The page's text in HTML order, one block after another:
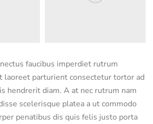
faucibus imperdiet rutrum
laoreet parturient consectetur tortor ad
hendrerit diam. A at nec rutrum nam
scelerisque platea a ut commodo
penatibus dis quis felis justo porta